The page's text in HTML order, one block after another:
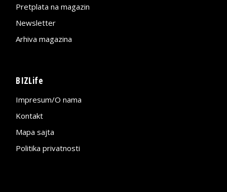
Pretplata na magazin
Newsletter
Arhiva magazina
BIZLife
Impresum/O nama
Kontakt
Mapa sajta
Politika privatnosti